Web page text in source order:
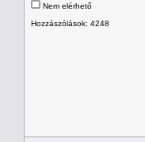
Nem elérhető
Hozzászólások: 4248